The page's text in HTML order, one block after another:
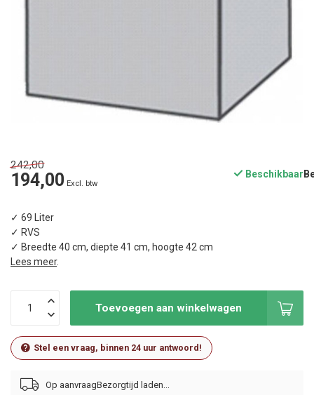
242,00
194,00 Excl. btw
Beschikbaar
✓ 69 Liter
✓ RVS
✓ Breedte 40 cm, diepte 41 cm, hoogte 42 cm
Lees meer.
Toevoegen aan winkelwagen
Stel een vraag, binnen 24 uur antwoord!
Op aanvraag